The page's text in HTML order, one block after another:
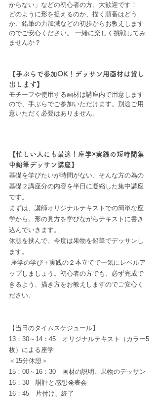
からない」などの初心者の方、大歓迎です！
どのように形を捉えるのか、描く順番はどう
か、鉛筆の力加減などの初歩からお教えします
のでご安心ください。 一緒に楽しく挑戦してみ
ませんか？
【手ぶらで参加OK！デッサン用画材は貸し
出します】
モチーフや使用する画材は講座内で用意します
ので、手ぶらでご参加いただけます。別途ご用
意いただく必要はありません。
【忙しい人にも最適！座学×実践の短時間集
中鉛筆デッサン講座】
基礎を学びたいが時間がない、そんな方の為の
基礎２講座分の内容を半日に凝縮した集中講座
です。
まずは、講師オリジナルテキストでの簡単な座
学から。形の見方を学びながらテキストに書き
込んでいきます。
休憩を挟んで、今度は果物を鉛筆でデッサンし
ます。
ップしましょう。初心者の方でも、必ず完成で
きるよう、描き方をお教えしますのでご安心く
ださい。
【当日のタイムスケジュール】
13：30～14：45　オリジナルテキスト（カラー5
枚）による座学
＜15分休憩＞
15：00～16：30　画材の説明、果物のデッサン
16：30　講評と感想発表会
16：45　片付け、終了